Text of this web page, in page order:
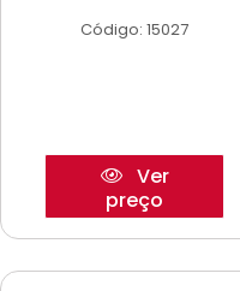
Código: 15027
Ver
preço